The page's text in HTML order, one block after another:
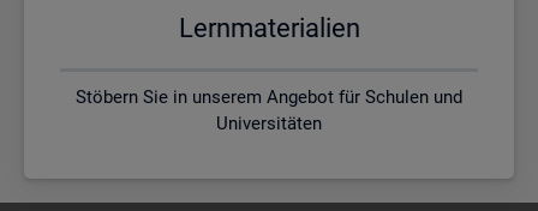
Lern­ma­te­ria­li­en
Stöbern Sie in unserem Angebot für Schulen und
Universitäten